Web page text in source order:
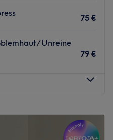
75 €
Unreine
79 €
19:00
19:00